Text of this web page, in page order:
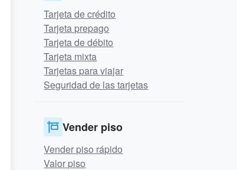
Tarjeta de crédito
Tarjeta prepago
Tarjeta de débito
Tarjeta mixta
Tarjetas para viajar
Seguridad de las tarjetas
Vender piso
Vender piso rápido
Valor piso